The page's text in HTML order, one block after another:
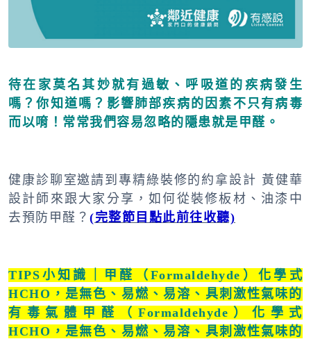
待在家莫名其妙就有過敏、呼吸道的疾病發生
嗎？你知道嗎？影響肺部疾病的因素不只有病毒
而以唷！常常我們容易忽略的隱患就是甲醛。
健康診聊室邀請到專精綠裝修的約拿設計 黃健華
設計師來跟大家分享，如何從裝修板材、油漆中
去預防甲醛？ (完整節目點此前往收聽)
TIPS小知識｜甲醛（Formaldehyde）化學式
HCHO，是無色、易燃、易溶、具刺激性氣味的
有毒氣體甲醛（Formaldehyde）化學式
HCHO，是無色、易燃、易溶、具刺激性氣味的